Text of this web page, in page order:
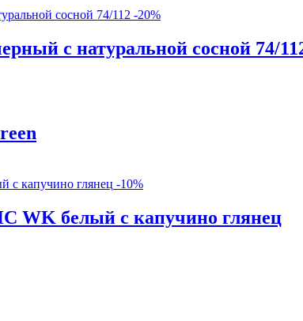
-20%
с натуральной сосной 74/
-10%
WK белый с капучино глянец